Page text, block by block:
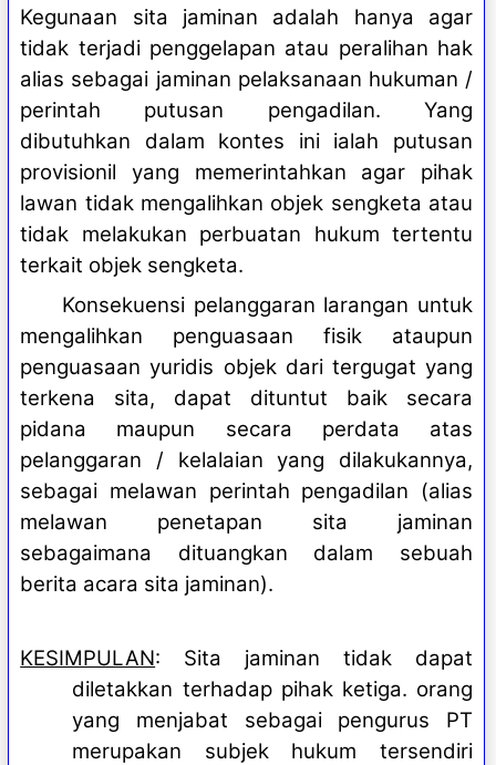
Kegunaan sita jaminan adalah hanya agar
tidak terjadi penggelapan atau peralihan hak
alias sebagai jaminan pelaksanaan hukuman /
perintah putusan pengadilan. Yang
dibutuhkan dalam kontes ini ialah putusan
provisionil yang memerintahkan agar pihak
lawan tidak mengalihkan objek sengketa atau
tidak melakukan perbuatan hukum tertentu
terkait objek sengketa.
Konsekuensi pelanggaran larangan untuk
mengalihkan penguasaan fisik ataupun
penguasaan yuridis objek dari tergugat yang
terkena sita, dapat dituntut baik secara
pidana maupun secara perdata atas
pelanggaran / kelalaian yang dilakukannya,
sebagai melawan perintah pengadilan (alias
melawan penetapan sita jaminan
sebagaimana dituangkan dalam sebuah
berita acara sita jaminan).
KESIMPULAN: Sita jaminan tidak dapat
diletakkan terhadap pihak ketiga. orang
yang menjabat sebagai pengurus PT
merupakan subjek hukum tersendiri